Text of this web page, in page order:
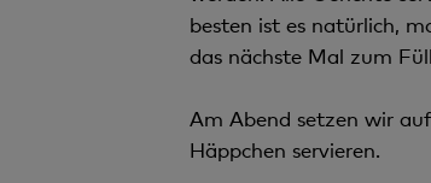
besten ist es natürlich,
das nächste Mal zum
Am Abend setzen wir
Häppchen servieren.